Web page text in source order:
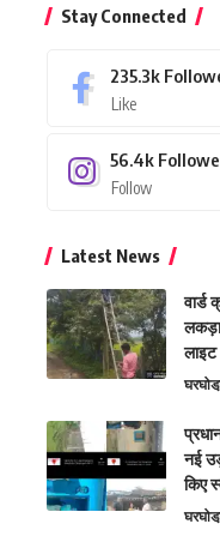
Stay Connected
235.3k
Like
56.4k
Follow
Latest News
वार्ड
लाइट
नई
किए